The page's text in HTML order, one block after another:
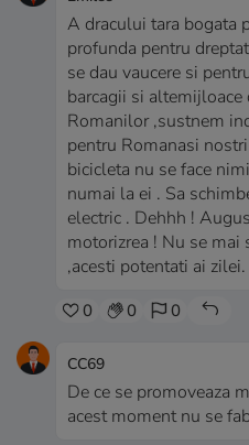
A dracului tara bogata
profunda pentru
se dau vaucere si
barcagii si altemijloace
Romanilor ,sustnem
pentru Romanasi
bicicleta nu se face
numai la ei . Sa
electric . Dehhh !
motorizrea ! Nu se mai
,acesti potentati ai zilei.
0 0 0
CC69
De ce se promoveaza
acest moment nu se